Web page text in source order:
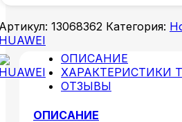
13068362 Категория:
ОПИСАНИЕ
ХАРАКТЕРИСТИКИ
ОТЗЫВЫ
ОПИСАНИЕ